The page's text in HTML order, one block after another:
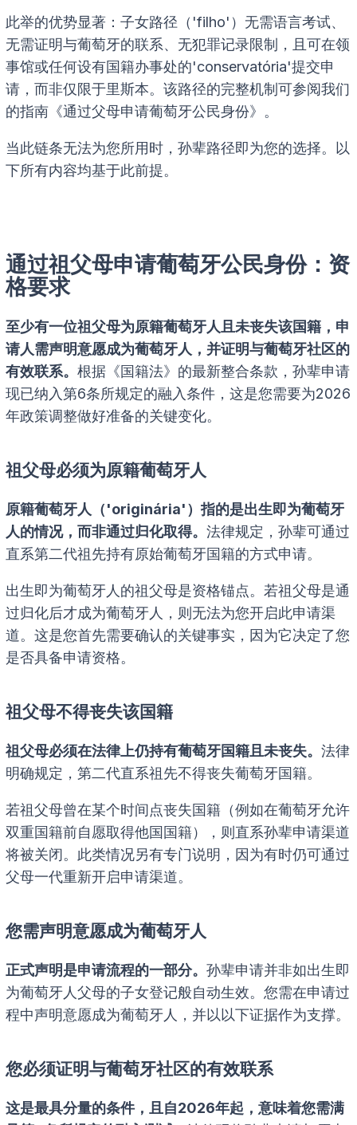
此举的优势显著：子女路径（'filho'）无需语言考试、
无需证明与葡萄牙的联系、无犯罪记录限制，且可在领
事馆或任何设有国籍办事处的'conservatória'提交申
请，而非仅限于里斯本。该路径的完整机制可参阅我们
的指南《通过父母申请葡萄牙公民身份》。
当此链条无法为您所用时，孙辈路径即为您的选择。以
下所有内容均基于此前提。
通过祖父母申请葡萄牙公民身份：资
格要求
至少有一位祖父母为原籍葡萄牙人且未丧失该国籍，申
请人需声明意愿成为葡萄牙人，并证明与葡萄牙社区的
有效联系。 根据《国籍法》的最新整合条款，孙辈申请
现已纳入第6条所规定的融入条件，这是您需要为2026
年政策调整做好准备的关键变化。
祖父母必须为原籍葡萄牙人
原籍葡萄牙人（'originária'）指的是出生即为葡萄牙
人的情况，而非通过归化取得。 法律规定，孙辈可通过
直系第二代祖先持有原始葡萄牙国籍的方式申请。
出生即为葡萄牙人的祖父母是资格锚点。若祖父母是通
过归化后才成为葡萄牙人，则无法为您开启此申请渠
道。这是您首先需要确认的关键事实，因为它决定了您
是否具备申请资格。
祖父母不得丧失该国籍
祖父母必须在法律上仍持有葡萄牙国籍且未丧失。 法律
明确规定，第二代直系祖先不得丧失葡萄牙国籍。
若祖父母曾在某个时间点丧失国籍（例如在葡萄牙允许
双重国籍前自愿取得他国国籍），则直系孙辈申请渠道
将被关闭。此类情况另有专门说明，因为有时仍可通过
父母一代重新开启申请渠道。
您需声明意愿成为葡萄牙人
正式声明是申请流程的一部分。 孙辈申请并非如出生即
为葡萄牙人父母的子女登记般自动生效。您需在申请过
程中声明意愿成为葡萄牙人，并以以下证据作为支撑。
您必须证明与葡萄牙社区的有效联系
这是最具分量的条件，且自2026年起，意味着您需满